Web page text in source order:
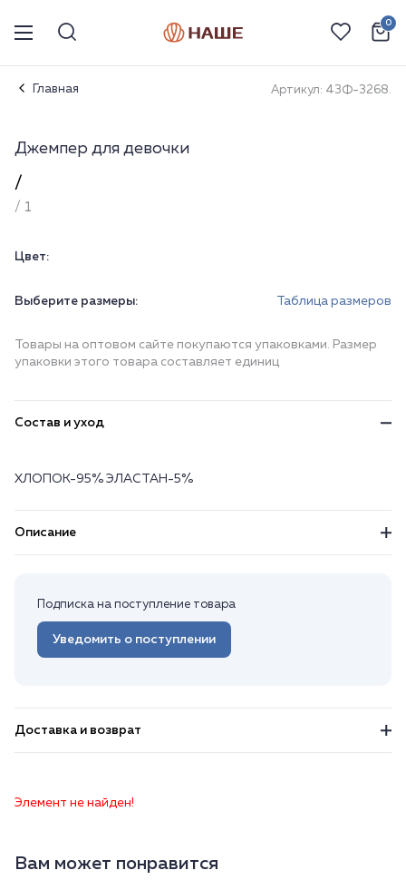
0
Главная Артикул: 43Ф-3268.
Джемпер для девочки
/
/ 1
Цвет:
Выберите размеры: Таблица размеров
Товары на оптовом сайте покупаются упаковками. Размер
упаковки этого товара составляет единиц
Состав и уход
ХЛОПОК-95% ЭЛАСТАН-5%
Описание
Подписка на поступление товара
Уведомить о поступлении
Доставка и возврат
Элемент не найден!
Вам может понравится